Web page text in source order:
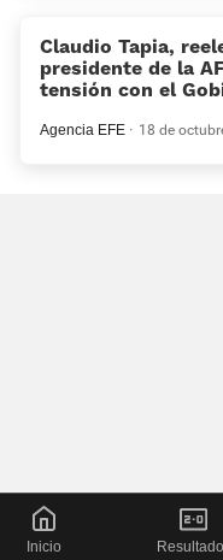
Claudio Tapia,
presidente de la
tensión con el
Agencia EFE 18 de
Inicio